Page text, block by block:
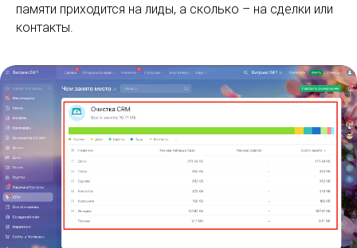
памяти приходится на лиды, а сколько – на сделки или
контакты.